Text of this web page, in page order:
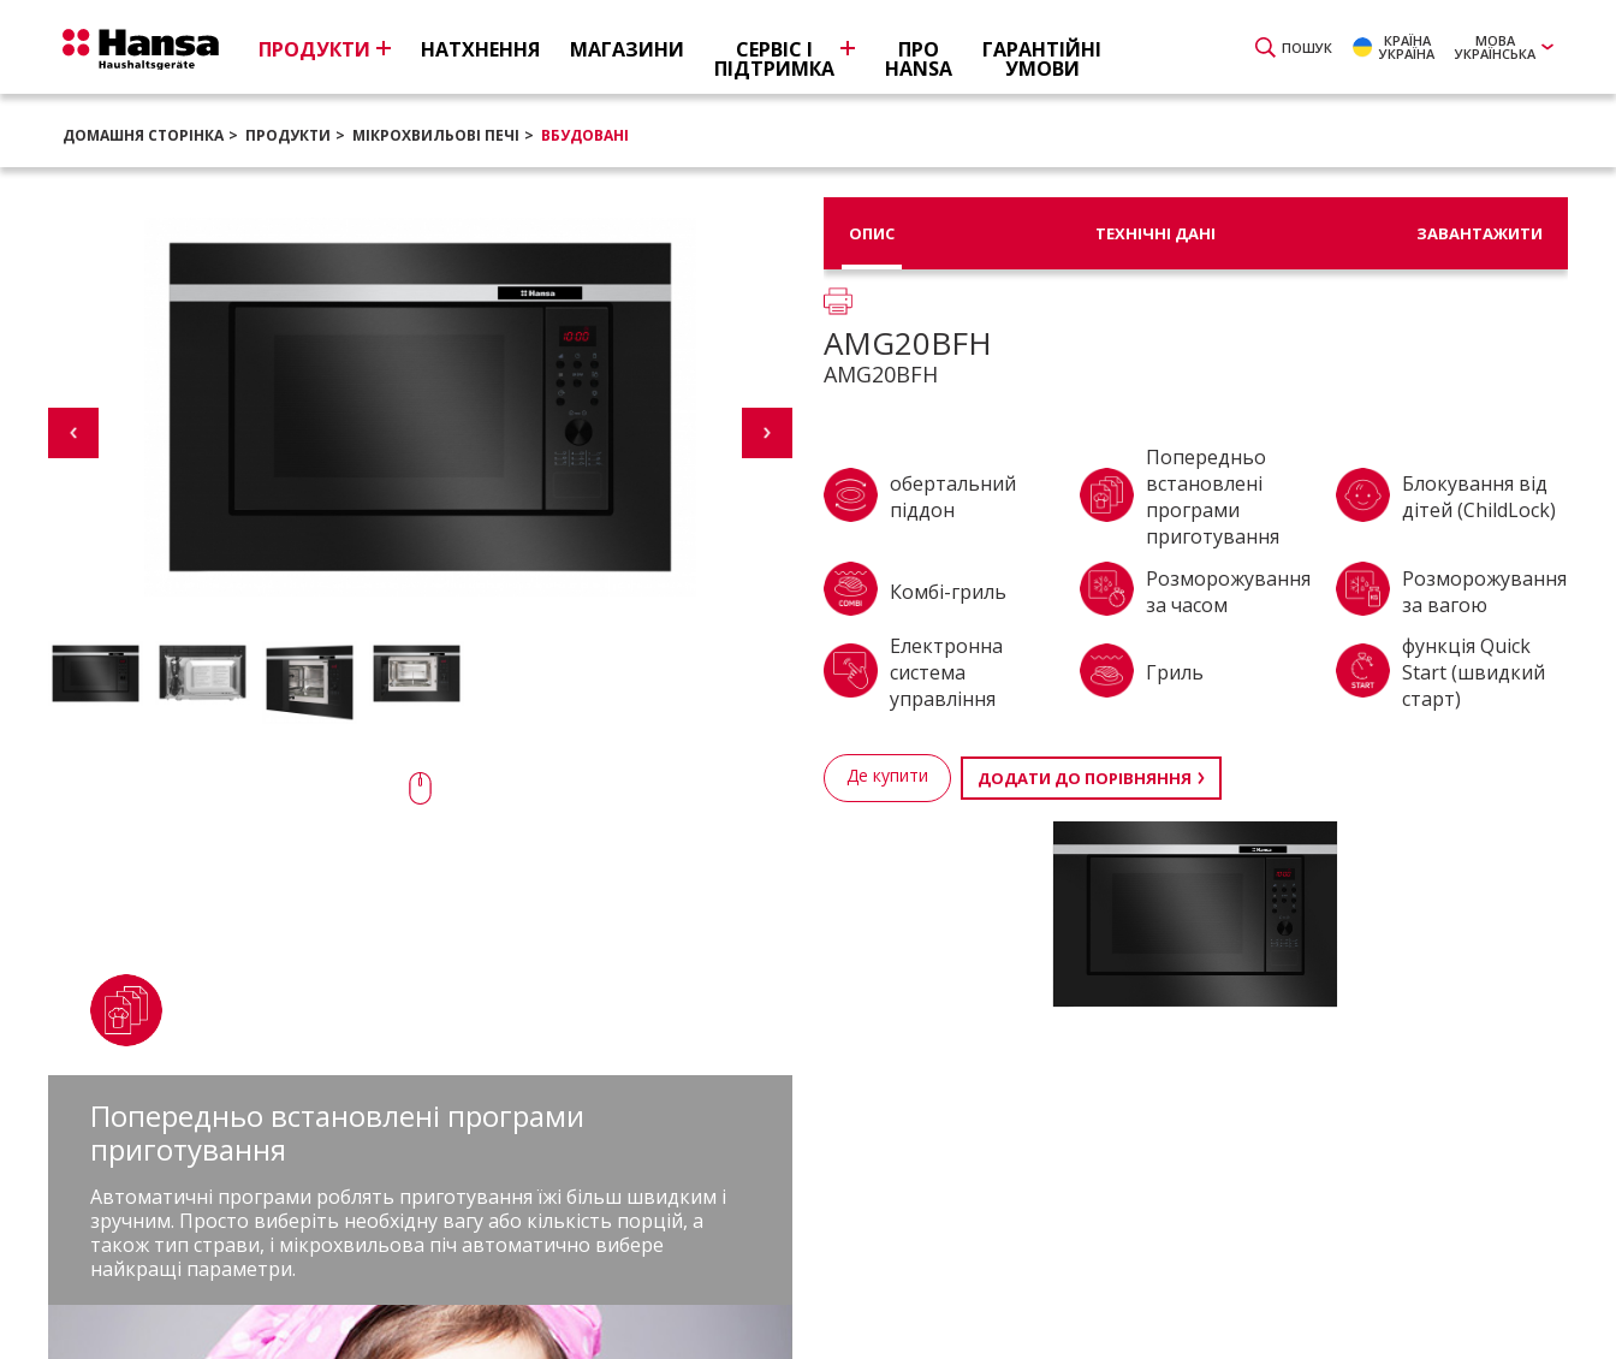
ПОШУК КРАЇНА
УКРАЇНА
МОВА
УКРАЇНСЬКА
ПРОДУКТИ НАТХНЕННЯ МАГАЗИНИ СЕРВІС І
ПІДТРИМКА
ПРО
HANSA
ГАРАНТІЙНІ
УМОВИ
ДОМАШНЯ СТОРІНКА ПРОДУКТИ МІКРОХВИЛЬОВІ ПЕЧІ ВБУДОВАНІ
Попередньо встановлені програми
приготування
Автоматичні програми роблять приготування їжі більш швидким і
зручним. Просто виберіть необхідну вагу або кількість порцій, а
також тип страви, і мікрохвильова піч автоматично вибере
найкращі параметри.
ОПИС ТЕХНІЧНІ ДАНІ ЗАВАНТАЖИТИ
AMG20BFH
AMG20BFH
обертальний
піддон
Попередньо
встановлені
програми
приготування
Блокування від
дітей (ChildLock)
Комбі-гриль
Розморожування
за часом
Розморожування
за вагою
Електронна
система
управління
Гриль
функція Quick
Start (швидкий
старт)
Де купити ДОДАТИ ДО ПОРІВНЯННЯ